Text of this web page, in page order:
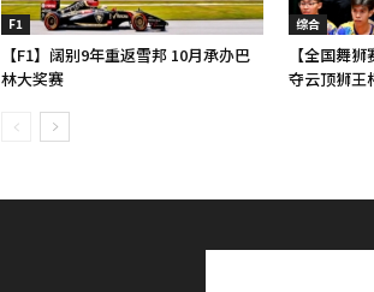
F1
【F1】阔别9年重返雪邦 10月承办巴
林大奖赛
综合
【全国舞
夺云顶狮王